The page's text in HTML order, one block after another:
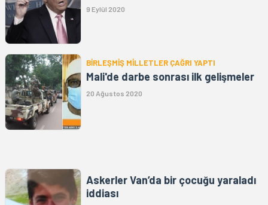
9 Eylül 2020
BİRLEŞMİŞ MİLLETLER ÇAĞRI YAPTI
Mali'de darbe sonrası ilk gelişmeler
20 Ağustos 2020
Askerler Van’da bir çocuğu yaraladı
iddiası